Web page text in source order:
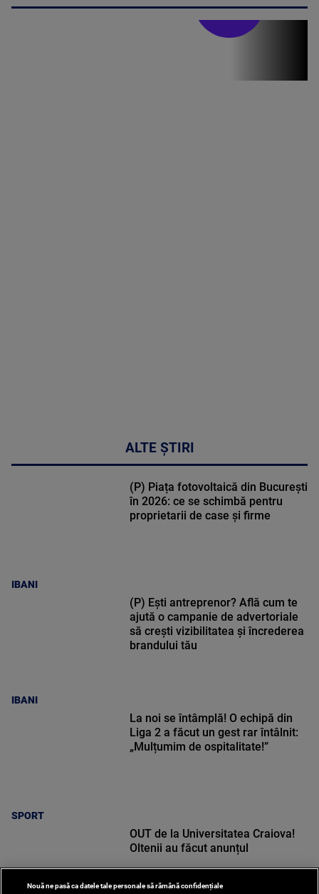
ALTE ȘTIRI
IBANI
(P) Piața fotovoltaică din București
în 2026: ce se schimbă pentru
proprietarii de case și firme
IBANI
(P) Ești antreprenor? Află cum te
ajută o campanie de advertoriale
să crești vizibilitatea și încrederea
brandului tău
SPORT
La noi se întâmplă! O echipă din
Liga 2 a făcut un gest rar întâlnit:
„Mulțumim de ospitalitate!”
OUT de la Universitatea Craiova!
Oltenii au făcut anunțul
Nouă ne pasă ca datele tale personale să rămână confidențiale